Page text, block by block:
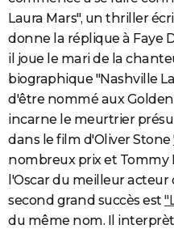
S'inscrire
Se connecter
Lycées
Collèges
Primaires
Universités
Entreprises
Service militaire
Avis de recherche
AVIS DE DÉCÈS
FORUM
Bricolage
Lifestyle
Culture
Sport
Auto
Television
Voyage
Cinema
Laura Mars", un thriller
donne la réplique à Faye
il joue le mari de la
biographique "Nashville
d'être nommé aux Golden
incarne le meurtrier
dans le film d'Oliver Stone
nombreux prix et Tommy
l'Oscar du meilleur acteur
second grand succès est
du même nom. Il